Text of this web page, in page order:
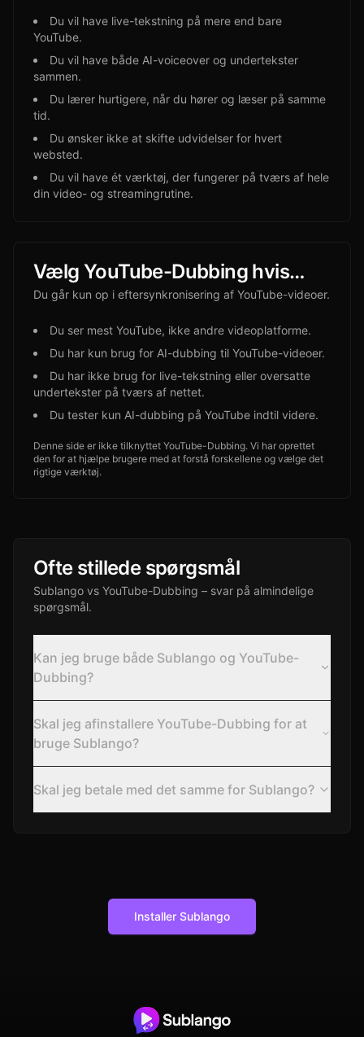
Du vil have live-tekstning på mere end bare
YouTube.
Du vil have både AI-voiceover og undertekster
sammen.
Du lærer hurtigere, når du hører og læser på samme
tid.
Du ønsker ikke at skifte udvidelser for hvert
websted.
Du vil have ét værktøj, der fungerer på tværs af hele
din video- og streamingrutine.
Vælg YouTube-Dubbing hvis…
Du går kun op i eftersynkronisering af YouTube-videoer.
Du ser mest YouTube, ikke andre videoplatforme.
Du har kun brug for AI-dubbing til YouTube-videoer.
Du har ikke brug for live-tekstning eller oversatte
undertekster på tværs af nettet.
Du tester kun AI-dubbing på YouTube indtil videre.
Denne side er ikke tilknyttet YouTube-Dubbing. Vi har oprettet
den for at hjælpe brugere med at forstå forskellene og vælge det
rigtige værktøj.
Ofte stillede spørgsmål
Sublango vs YouTube-Dubbing – svar på almindelige
spørgsmål.
Kan jeg bruge både Sublango og YouTube-
Dubbing?
Skal jeg afinstallere YouTube-Dubbing for at
bruge Sublango?
Skal jeg betale med det samme for Sublango?
Installer Sublango